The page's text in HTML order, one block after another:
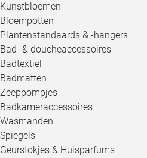
Kunstbloemen
Bloempotten
Plantenstandaards & -hangers
Bad- & doucheaccessoires
Badtextiel
Badmatten
Zeeppompjes
Badkameraccessoires
Wasmanden
Spiegels
Geurstokjes & Huisparfums